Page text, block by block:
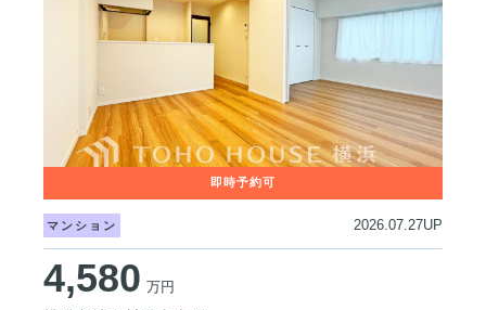
マンション 2026.07.27UP
4,580 万円